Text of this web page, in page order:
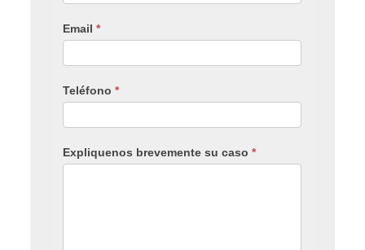
Email*
Teléfono*
Expliquenos brevemente su caso*